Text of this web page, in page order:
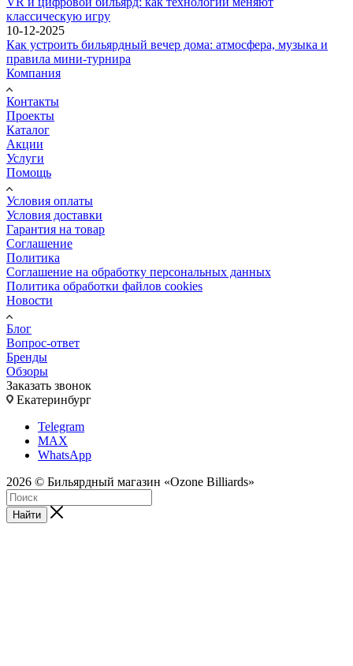
классическую игру
10-12-2025
Как устроить бильярдный вечер дома: атмосфера, музыка и
правила мини-турнира
Компания
Контакты
Проекты
Каталог
Акции
Услуги
Помощь
Условия оплаты
Условия доставки
Гарантия на товар
Соглашение
Политика
Соглашение на обработку персональных данных
Политика обработки файлов cookies
Новости
Блог
Вопрос-ответ
Бренды
Обзоры
Заказать звонок
Екатеринбург
Telegram
MAX
WhatsApp
2026 © Бильярдный магазин «Ozone Billiards»
Найти